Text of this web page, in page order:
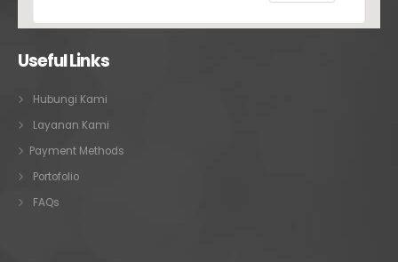
Useful Links
Hubungi Kami
Layanan Kami
Payment Methods
Portofolio
FAQs